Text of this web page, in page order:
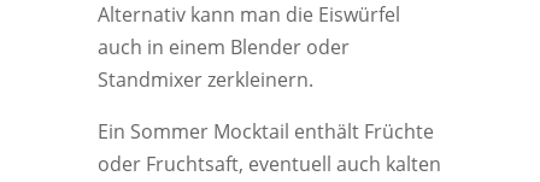
Alternativ kann man die Eiswürfel
auch in einem Blender oder
Standmixer zerkleinern.
Ein Sommer Mocktail enthält Früchte
oder Fruchtsaft, eventuell auch kalten